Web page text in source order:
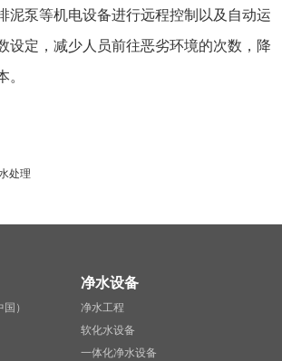
泥泵等机电设备进行远程控制以及自动运
设定，减少人员前往恶劣环境的次数，降
。
处理
）
净水设备
净水工程
软化水设备
一体化净水设备